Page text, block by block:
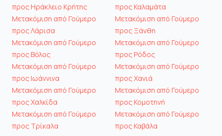
προς Ηράκλειο Κρήτης
Μετακόμιση από Γούμερο
προς Λάρισα
Μετακόμιση από Γούμερο
προς Βόλος
Μετακόμιση από Γούμερο
προς Ιωάννινα
Μετακόμιση από Γούμερο
προς Χαλκίδα
Μετακόμιση από Γούμερο
προς Τρίκαλα
προς Καλαμάτα
Μετακόμιση από Γούμερο
προς Ξάνθη
Μετακόμιση από Γούμερο
προς Ρόδος
Μετακόμιση από Γούμερο
προς Χανιά
Μετακόμιση από Γούμερο
προς Κομοτηνή
Μετακόμιση από Γούμερο
προς Καβάλα